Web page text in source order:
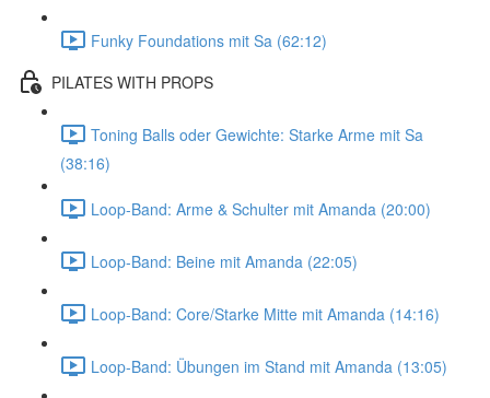
Funky Foundations mit Sa (62:12)
PILATES WITH PROPS
Toning Balls oder Gewichte: Starke Arme mit Sa
(38:16)
Loop-Band: Arme & Schulter mit Amanda (20:00)
Loop-Band: Beine mit Amanda (22:05)
Loop-Band: Core/Starke Mitte mit Amanda (14:16)
Loop-Band: Übungen im Stand mit Amanda (13:05)